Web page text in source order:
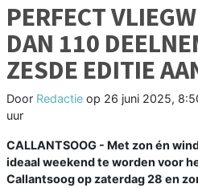
PERFECT
DAN 110
ZESDE EDITIE
Door Redactie op 26 juni 2025,
uur
CALLANTSOOG - Met zon én
ideaal weekend te worden voor
Callantsoog op zaterdag 28 en